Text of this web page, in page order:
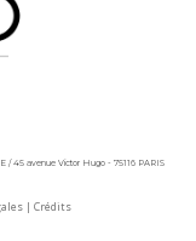
/ 45 avenue Victor Hugo - 75116 PARIS
| Crédits